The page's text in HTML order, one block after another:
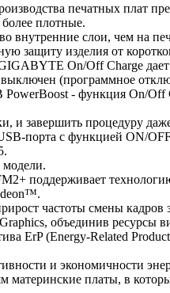
печатных плат
плотные.
внутренние слои, чем на
защиту изделия от
On/Off Charge
(программное
- функция On/
и завершить процедуру
порта с функцией ON/
модели.
поддерживает
частоты смены кадров
объединив ресурсы
ErP (Energy-Related
и экономичности
материнские платы, в